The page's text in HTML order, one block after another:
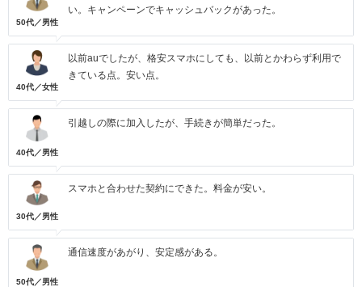
50代／男性
い。キャンペーンでキャッシュバックがあった。
40代／女性
以前auでしたが、格安スマホにしても、以前とかわらず利用で
きている点。安い点。
40代／男性
引越しの際に加入したが、手続きが簡単だった。
30代／男性
スマホと合わせた契約にできた。料金が安い。
50代／男性
通信速度があがり、安定感がある。